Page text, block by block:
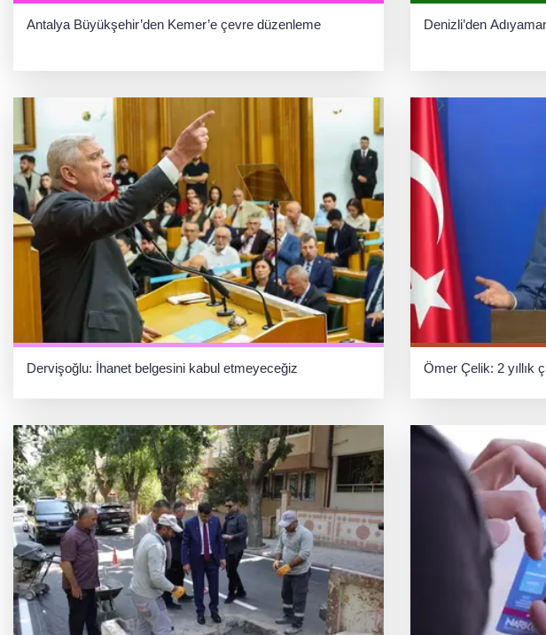
Antalya Büyükşehir’den Kemer’e çevre düzenleme Denizli’den
Dervişoğlu: İhanet belgesini kabul etmeyeceğiz Ömer Çelik: 2 yıllık